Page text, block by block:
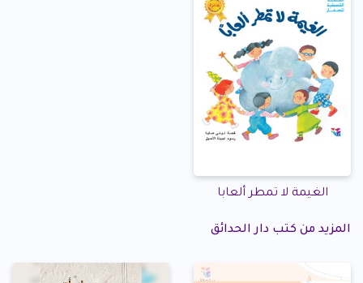
الغيمة لا تمطر ألعابا
المزيد من كتب دار الحدائق